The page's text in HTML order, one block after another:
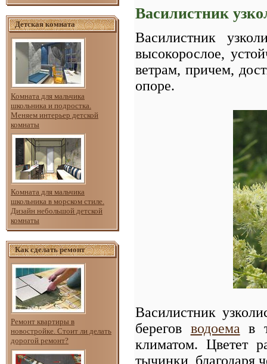
Детская комната
Комната для мальчика
школьника и подростка.
Меняем интерьер детской
комнаты
Комната для мальчика
школьника в морском стиле.
Дизайн небольшой детской
комнаты
Как сделать ремонт
Ремонт квартиры в
новостройке. Стоит ли делать
дорогой ремонт?
Василистник
Василистник
высокорослое,
ветрам, причем,
опоре.
Василистник
берегов водоема в
климатом. Цветет
тычинки, благодаря